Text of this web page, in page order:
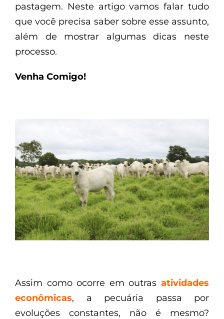
pastagem. Neste artigo vamos falar tudo
que você precisa saber sobre esse assunto,
além de mostrar algumas dicas neste
processo.
Venha Comigo!
Assim como ocorre em outras atividades
econômicas, a pecuária passa por
evoluções constantes, não é mesmo?